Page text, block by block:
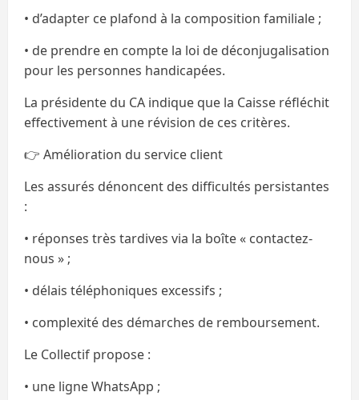
• d’adapter ce plafond à la composition familiale ;
• de prendre en compte la loi de déconjugalisation
pour les personnes handicapées.
La présidente du CA indique que la Caisse réfléchit
effectivement à une révision de ces critères.
👉 Amélioration du service client
Les assurés dénoncent des difficultés persistantes
:
• réponses très tardives via la boîte « contactez-
nous » ;
• délais téléphoniques excessifs ;
• complexité des démarches de remboursement.
Le Collectif propose :
• une ligne WhatsApp ;